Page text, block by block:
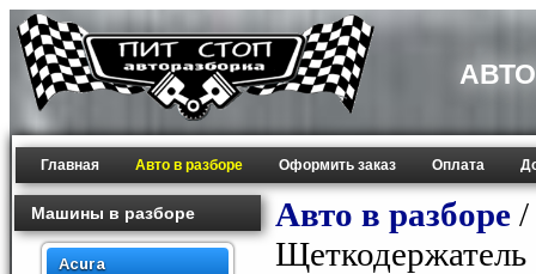
Главная Авто в разборе Оформить заказ Оплата
Машины в разборе
Acura
Авто в разборе /
Щеткодержатель